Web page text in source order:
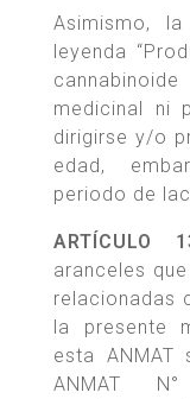
Asimismo,
leyenda
medicinal ni
dirigirse y/o
edad,
periodo de
ARTÍCULO
aranceles
relacionadas
la presente
esta ANMAT
ANMAT